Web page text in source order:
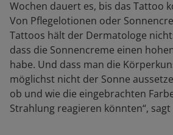
Wochen dauert es, bis das Tattoo
Von Pflegelotionen oder
Tattoos hält der Dermatologe
dass die Sonnencreme einen
habe. Und dass man die
möglichst nicht der Sonne
ob und wie die eingebrachten
Strahlung reagieren könnten“, sagt